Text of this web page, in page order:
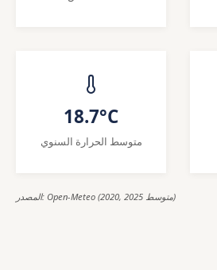
18.7°C
متوسط الحرارة السنوي
المصدر: Open-Meteo (2020, 2025 متوسط)